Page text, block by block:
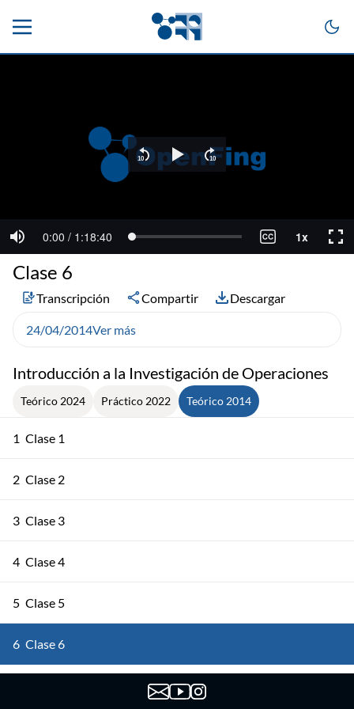
Introducción a la Investigación de Operaciones
Teórico 2024 Práctico 2022 Teórico 2014
1 Clase 1
2 Clase 2
3 Clase 3
4 Clase 4
5 Clase 5
6 Clase 6
Clase 6
Transcripción Compartir Descargar
24/04/2014Ver más